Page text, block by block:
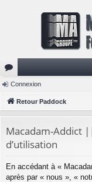
or
u
s
Connexion
Retour Paddock
Macadam-Addict
d’utilisation
En accédant à «
après par « nous », «